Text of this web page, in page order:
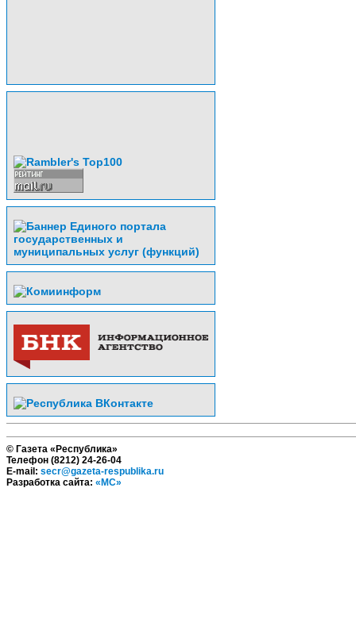
© Газета «Республика»
Телефон (8212) 24-26-04
E-mail: secr@gazeta-respublika.ru
Разработка сайта: «МС»